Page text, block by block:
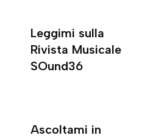
Leggimi sulla
Rivista Musicale
SOund36
Ascoltami in